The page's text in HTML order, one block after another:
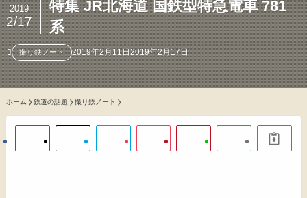
特集 JR北海道 国鉄型特急電車 781
系
2019
2/17
撮り鉄ノート 2019年2月11日2019年2月17日
ホーム 鉄道の話題 撮り鉄ノート